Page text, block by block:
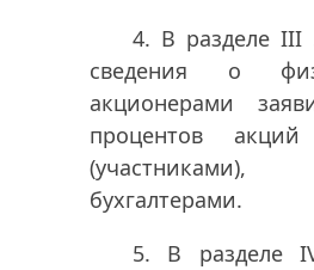
4. В разделе III
сведения о
акционерами
процентов
(участниками),
бухгалтерами.
5. В разделе